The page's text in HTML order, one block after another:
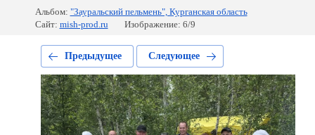
Альбом: "Зауральский пельмень", Курганская область
Сайт: mish-prod.ru Изображение: 6/9
Предыдущее Следующее